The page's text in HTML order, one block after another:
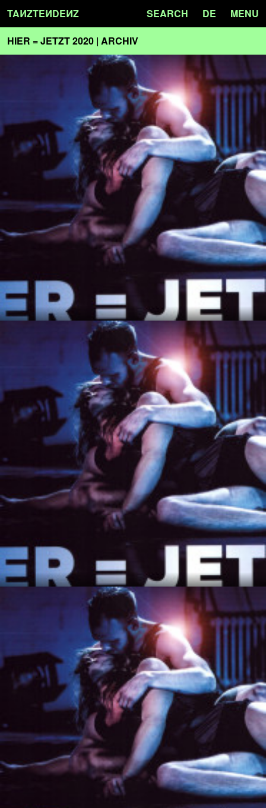
TANZTENDENZ SEARCH DE
MENU
HIER = JETZT 2020 | ARCHIV